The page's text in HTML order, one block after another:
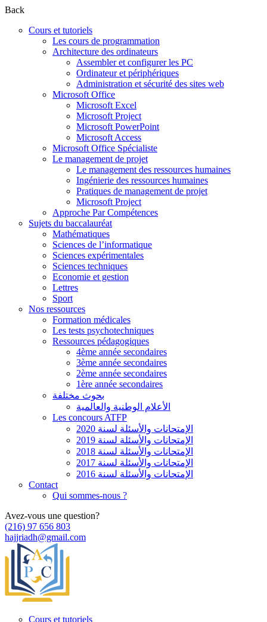
Back
Cours et tutoriels
Les cours de programmation
Architecture des ordinateurs
Assembler et configurer les PC
Ordinateur et périphériques
Administration et sécurité des sites web
Microsoft Office
Microsoft Excel
Microsoft Project
Microsoft PowerPoint
Microsoft Access
Microsoft Office Spécialiste
Le management de projet
Le management des ressources humaines
Ingénierie des ressources humaines
Pratiques de management de projet
Microsoft Project
Approche Par Compétences
Sujets du baccalauréat
Mathématiques
Sciences de l’informatique
Sciences expérimentales
Sciences techniques
Economie et gestion
Lettres
Sport
Nos ressources
Formation médicales
Les tests psychotechniques
Ressources pédagogiques
4ème année secondaires
3ème année secondaires
2ème année secondaires
1ère année secondaires
بحوث مختلفة
الأعلام الوطنية والعالمية
Les concours ATFP
الإمتحانات والأسئلة لسنة 2020
الإمتحانات والأسئلة لسنة 2019
الإمتحانات والأسئلة لسنة 2018
الإمتحانات والأسئلة لسنة 2017
الإمتحانات والأسئلة لسنة 2016
Contact
Qui sommes-nous ?
Avez-vous une question?
(216) 97 656 803
hajjriadh@gmail.com
Cours et tutoriels